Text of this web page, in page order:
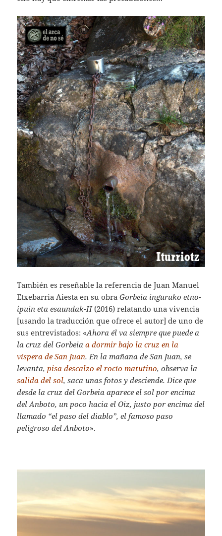
También es reseñable la referencia de Juan Manuel
Etxebarria Aiesta en su obraGorbeia inguruko etno-
ipuin eta esaundak-II(2016) relatando una vivencia
[usando la traducción que ofrece el autor] de uno de
sus entrevistados: «Ahora él va siempre que puede a
la cruz del Gorbeiaa dormir bajo la cruz en la
víspera de San Juan. En la mañana de San Juan, se
levanta,pisa descalzo el rocío matutino, observa la
salida del sol, saca unas fotos y desciende. Dice que
desde la cruz del Gorbeia aparece el sol por encima
del Anboto, un poco hacia el Oiz, justo por encima del
llamado “el paso del diablo”, el famoso paso
peligroso del Anboto».